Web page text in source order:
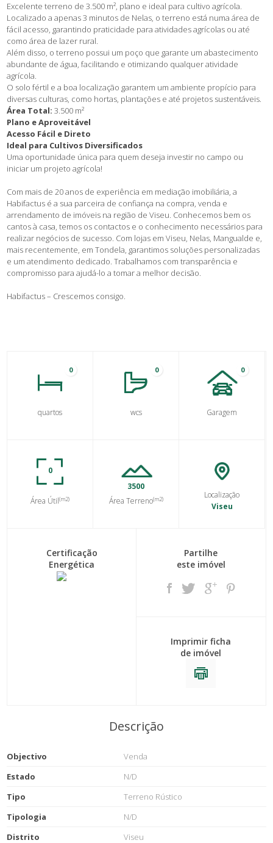
Excelente terreno de 3.500 m², plano e ideal para cultivo agrícola.
Localizado a apenas 3 minutos de Nelas, o terreno está numa área de
fácil acesso, garantindo praticidade para atividades agrícolas ou até
como área de lazer rural.
Além disso, o terreno possui um poço que garante um abastecimento
abundante de água, facilitando e otimizando qualquer atividade
agrícola.
O solo fértil e a boa localização garantem um ambiente propício para
diversas culturas, como hortas, plantações e até projetos sustentáveis.
Área Total: 3.500 m²
Plano e Aproveitável
Acesso Fácil e Direto
Ideal para Cultivos Diversificados
Uma oportunidade única para quem deseja investir no campo ou
iniciar um projeto agrícola!
Com mais de 20 anos de experiência em mediação imobiliária, a
Habifactus é a sua parceira de confiança na compra, venda e
arrendamento de imóveis na região de Viseu. Conhecemos bem os
cantos à casa, temos os contactos e o conhecimento necessários para
realizar negócios de sucesso. Com lojas em Viseu, Nelas, Mangualde e,
mais recentemente, em Tondela, garantimos soluções personalizadas
e um atendimento dedicado. Trabalhamos com transparência e
compromisso para ajudá-lo a tomar a melhor decisão.
Habifactus – Crescemos consigo.
0
quartos
0
wcs
0
Garagem
0
Área Útil(m2)
3500
Área Terreno(m2)
Localização
Viseu
Certificação
Energética
Partilhe
este imóvel
Imprimir ficha
de imóvel
Descrição
Objectivo
Venda
Estado
N/D
Tipo
Terreno Rústico
Tipologia
N/D
Distrito
Viseu